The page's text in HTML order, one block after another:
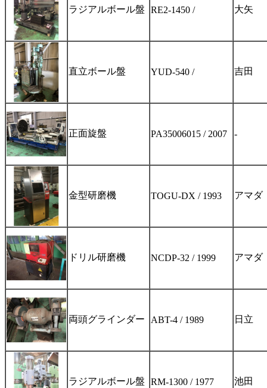
ラジアルボール盤 RE2-1450 / 大矢
直立ボール盤 YUD-540 / 吉田
正面旋盤 PA35006015 / 2007 -
金型研磨機 TOGU-DX / 1993 アマダ
ドリル研磨機 NCDP-32 / 1999 アマダ
両頭グラインダー ABT-4 / 1989 日立
ラジアルボール盤 RM-1300 / 1977 池田